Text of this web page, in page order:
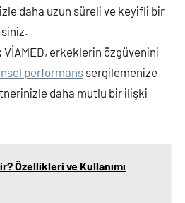
daha uzun süreli ve keyifli bir
VİAMED, erkeklerin özgüvenini
performans sergilemenize
daha mutlu bir ilişki
Özellikleri ve Kullanımı